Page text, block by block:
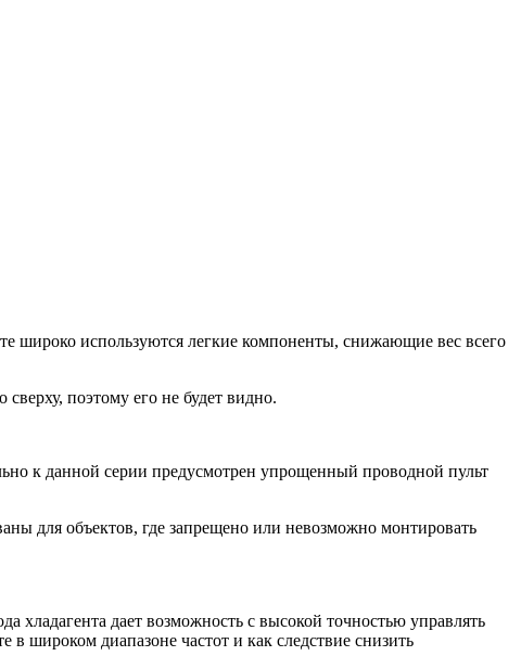
широко используются легкие компоненты, снижающие вес всего
поэтому его не будет видно.
к данной серии предусмотрен упрощенный проводной пульт
для объектов, где запрещено или невозможно монтировать
хладагента дает возможность с высокой точностью управлять
широком диапазоне частот и как следствие снизить